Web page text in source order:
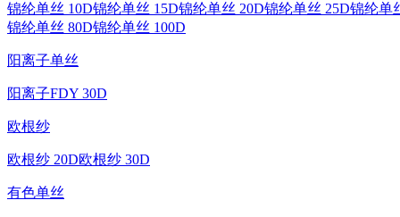
锦纶单丝 10D锦纶单丝 15D锦纶单丝 20D锦纶单丝 25D锦纶单
锦纶单丝 80D锦纶单丝 100D
阳离子单丝
阳离子FDY 30D
欧根纱
欧根纱 20D欧根纱 30D
有色单丝